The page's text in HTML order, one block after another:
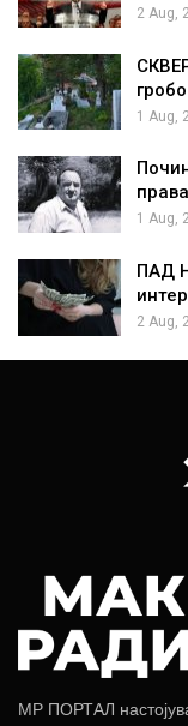
2 Aug,
1 Aug,
1 Aug,
ПАД
2 Aug,
МР ПОРТАЛ